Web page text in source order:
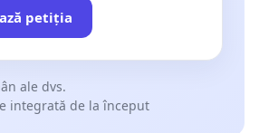
petiția
ale dvs.
integrată de la început